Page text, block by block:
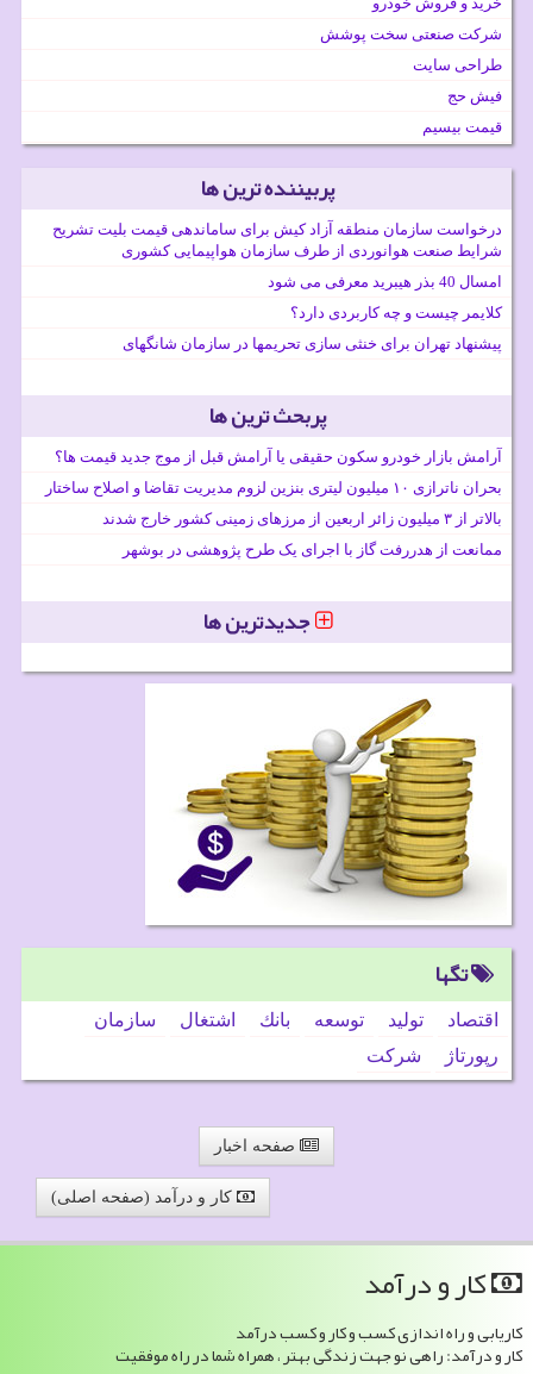
شرکت صنعتی سخت پوشش
طراحی سایت
فیش حج
قیمت بیسیم
پربیننده ترین ها
درخواست سازمان منطقه آزاد کیش برای ساماندهی قیمت بلیت تشریح
شرایط صنعت هوانوردی از طرف سازمان هواپیمایی کشوری
امسال 40 بذر هیبرید معرفی می شود
کلایمر چیست و چه کاربردی دارد؟
پیشنهاد تهران برای خنثی سازی تحریمها در سازمان شانگهای
پربحث ترین ها
آرامش بازار خودرو سکون حقیقی یا آرامش قبل از موج جدید قیمت ها؟
بحران ناترازی ۱۰ میلیون لیتری بنزین لزوم مدیریت تقاضا و اصلاح ساختار
بالاتر از ۳ میلیون زائر اربعین از مرزهای زمینی کشور خارج شدند
ممانعت از هدررفت گاز با اجرای یک طرح پژوهشی در بوشهر
جدیدترین ها
تگها
اقتصاد تولید توسعه بانك اشتغال
سازمان
رپورتاژ
شركت
صفحه اخبار
کار و درآمد (صفحه اصلی)
كار و درآمد
کاریابی و راه اندازی کسب و کار و کسب درآمد
کار و درآمد: راهی نو جهت زندگی بهتر ، همراه شما در راه موفقیت